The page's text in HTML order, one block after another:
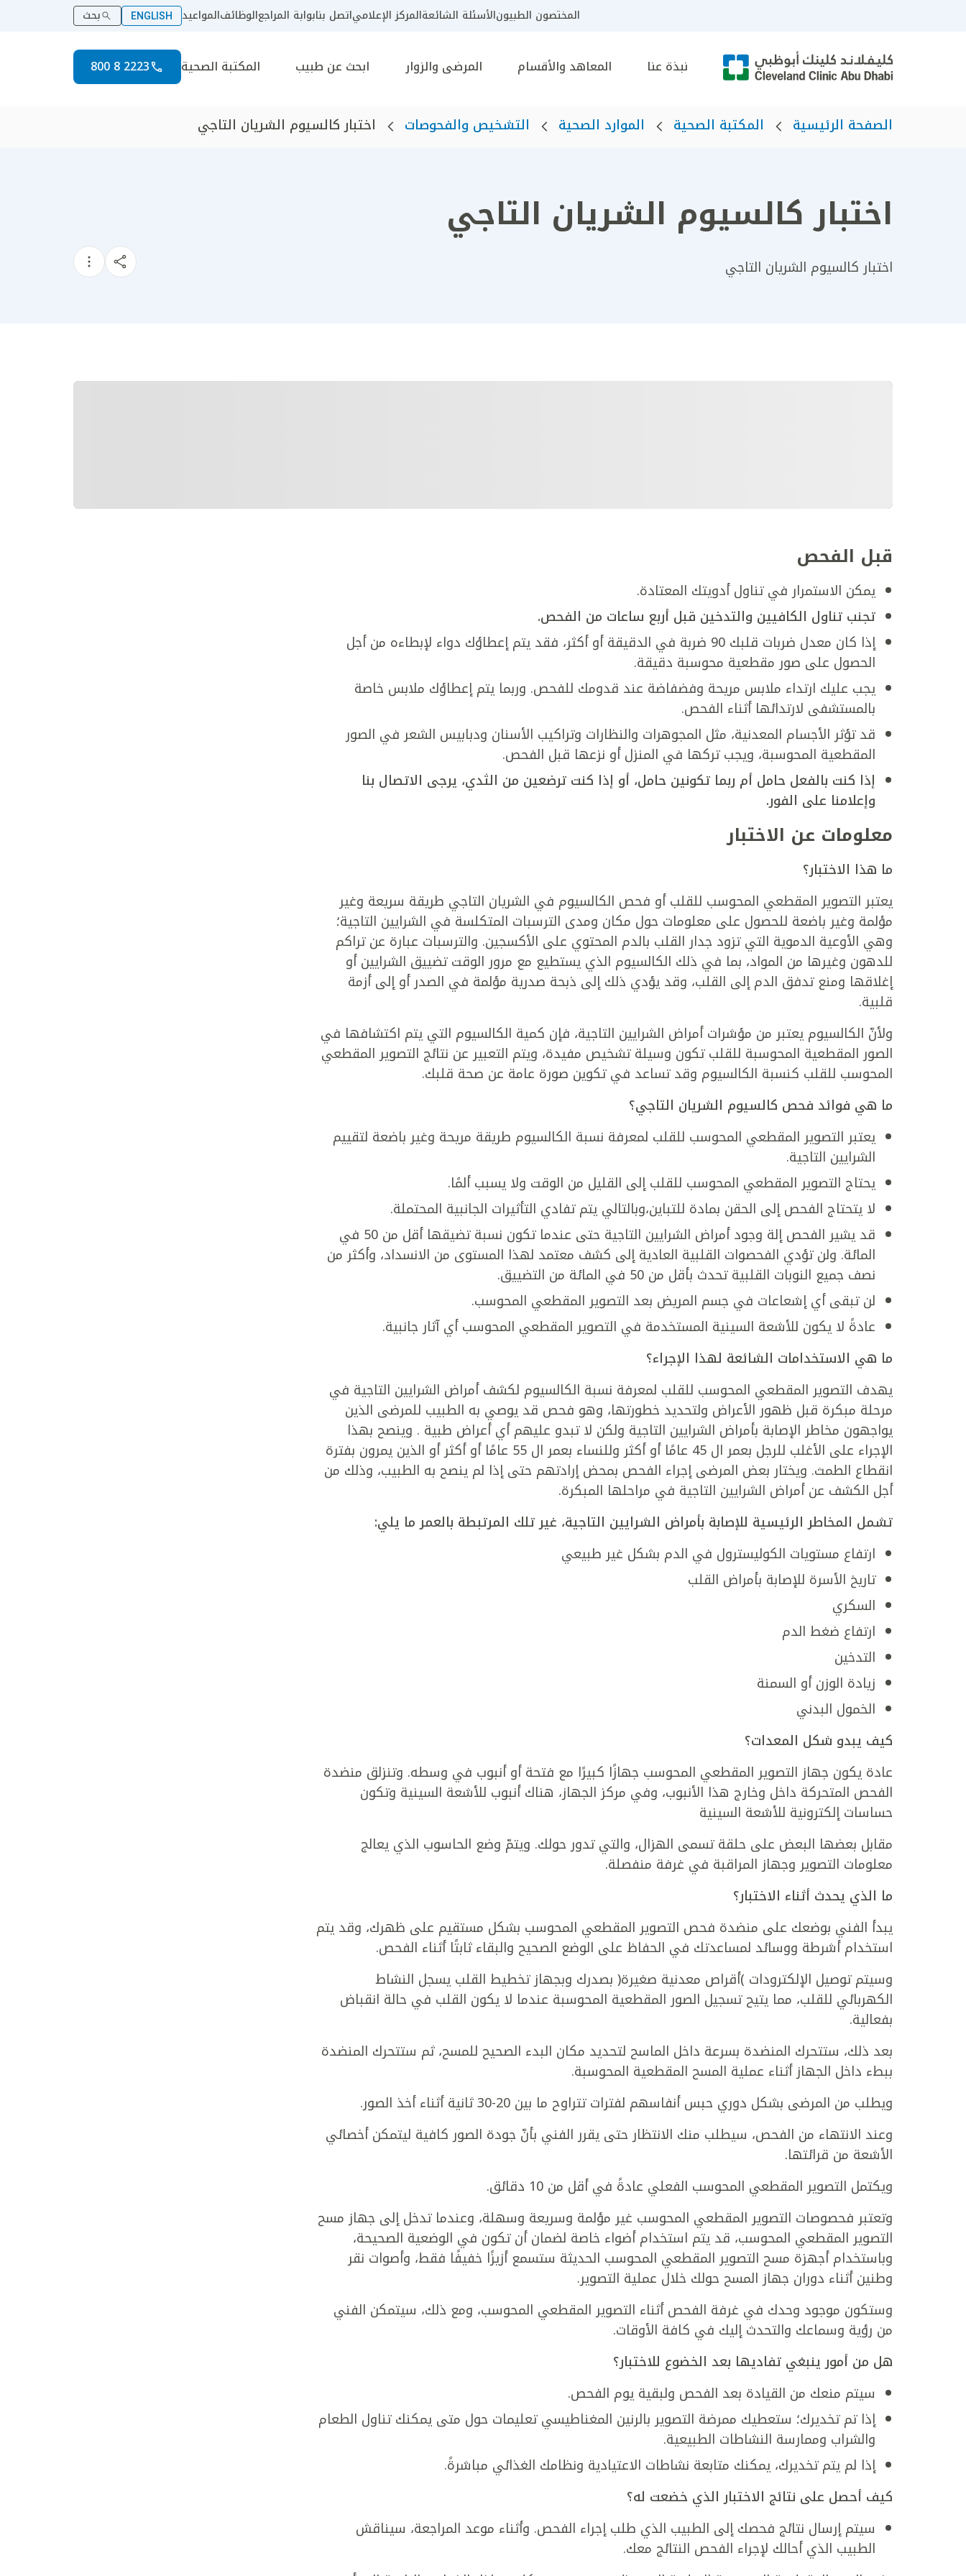
المختصون الطبيونالأسئلة الشائعةالمركز الإعلامياتصل بنابوابة المراجعالوظائفالمواعيد ENGLISH بحث
نبذة عنا المعاهد والأقسام المرضى والزوار ابحث عن طبيب المكتبة الصحية 2223 8 800
الصفحة الرئيسية المكتبة الصحية الموارد الصحية التشخيص والفحوصات اختبار كالسيوم الشريان التاجي
اختبار كالسيوم الشريان التاجي
اختبار كالسيوم الشريان التاجي
قبل الفحص
يمكن الاستمرار في تناول أدويتك المعتادة.
تجنب تناول الكافيين والتدخين قبل أربع ساعات من الفحص.
إذا كان معدل ضربات قلبك 90 ضربة في الدقيقة أو أكثر، فقد يتم إعطاؤك دواء لإبطاءه من أجل
الحصول على صور مقطعية محوسبة دقيقة.
يجب عليك ارتداء ملابس مريحة وفضفاضة عند قدومك للفحص. وربما يتم إعطاؤك ملابس خاصة
بالمستشفى لارتدائها أثناء الفحص.
قد تؤثر الأجسام المعدنية، مثل المجوهرات والنظارات وتراكيب الأسنان ودبابيس الشعر في الصور
المقطعية المحوسبة، ويجب تركها في المنزل أو نزعها قبل الفحص.
إذا كنت بالفعل حامل أم ربما تكونين حامل، أو إذا كنت ترضعين من الثدي، يرجى الاتصال بنا
وإعلامنا على الفور.
معلومات عن الاختبار
ما هذا الاختبار؟
يعتبر التصوير المقطعي المحوسب للقلب أو فحص الكالسيوم في الشريان التاجي طريقة سريعة وغير
مؤلمة وغير باضعة للحصول على معلومات حول مكان ومدى الترسبات المتكلسة في الشرايين التاجية؛
وهي الأوعية الدموية التي تزود جدار القلب بالدم المحتوي على الأكسجين. والترسبات عبارة عن تراكم
للدهون وغيرها من المواد، بما في ذلك الكالسيوم الذي يستطيع مع مرور الوقت تضييق الشرايين أو
إغلاقها ومنع تدفق الدم إلى القلب، وقد يؤدي ذلك إلى ذبحة صدرية مؤلمة في الصدر أو إلى أزمة
قلبية.
ولأنّ الكالسيوم يعتبر من مؤشرات أمراض الشرايين التاجية، فإن كمية الكالسيوم التي يتم اكتشافها في
الصور المقطعية المحوسبة للقلب تكون وسيلة تشخيص مفيدة، ويتم التعبير عن نتائج التصوير المقطعي
المحوسب للقلب كنسبة الكالسيوم وقد تساعد في تكوين صورة عامة عن صحة قلبك.
ما هي فوائد فحص كالسيوم الشريان التاجي؟
يعتبر التصوير المقطعي المحوسب للقلب لمعرفة نسبة الكالسيوم طريقة مريحة وغير باضعة لتقييم
الشرايين التاجية.
يحتاج التصوير المقطعي المحوسب للقلب إلى القليل من الوقت ولا يسبب ألمًا.
لا يتحتاج الفحص إلى الحقن بمادة للتباين،وبالتالي يتم تفادي التأثيرات الجانبية المحتملة.
قد يشير الفحص إلة وجود أمراض الشرايين التاجية حتى عندما تكون نسبة تضيقها أقل من 50 في
المائة. ولن تؤدي الفحصوات القلبية العادية إلى كشف معتمد لهذا المستوى من الانسداد، وأكثر من
نصف جميع النوبات القلبية تحدث بأقل من 50 في المائة من التضييق.
لن تبقى أي إشعاعات في جسم المريض بعد التصوير المقطعي المحوسب.
عادةً لا يكون للأشعة السينية المستخدمة في التصوير المقطعي المحوسب أي آثار جانبية.
ما هي الاستخدامات الشائعة لهذا الإجراء؟
يهدف التصوير المقطعي المحوسب للقلب لمعرفة نسبة الكالسيوم لكشف أمراض الشرايين التاجية في
مرحلة مبكرة قبل ظهور الأعراض ولتحديد خطورتها، وهو فحص قد يوصي به الطبيب للمرضى الذين
يواجهون مخاطر الإصابة بأمراض الشرايين التاجية ولكن لا تبدو عليهم أي أعراض طبية . وينصح بهذا
الإجراء على الأغلب للرجل بعمر ال 45 عامًا أو أكثر وللنساء بعمر ال 55 عامًا أو أكثر أو الذين يمرون بفترة
انقطاع الطمث. ويختار بعض المرضى إجراء الفحص بمحض إرادتهم حتى إذا لم ينصح به الطبيب، وذلك من
أجل الكشف عن أمراض الشرايين التاجية في مراحلها المبكرة.
تشمل المخاطر الرئيسية للإصابة بأمراض الشرايين التاجية، غير تلك المرتبطة بالعمر ما يلي:
ارتفاع مستويات الكوليسترول في الدم بشكل غير طبيعي
تاريخ الأسرة للإصابة بأمراض القلب
السكري
ارتفاع ضغط الدم
التدخين
زيادة الوزن أو السمنة
الخمول البدني
كيف يبدو شكل المعدات؟
عادة يكون جهاز التصوير المقطعي المحوسب جهازًا كبيرًا مع فتحة أو أنبوب في وسطه. وتنزلق منضدة
الفحص المتحركة داخل وخارج هذا الأنبوب، وفي مركز الجهاز، هناك أنبوب للأشعة السينية وتكون
حساسات إلكترونية للأشعة السينية
مقابل بعضها البعض على حلقة تسمى الهزال، والتي تدور حولك. ويتمّ وضع الحاسوب الذي يعالج
معلومات التصوير وجهاز المراقبة في غرفة منفصلة.
ما الذي يحدث أثناء الاختبار؟
يبدأ الفني بوضعك على منضدة فحص التصوير المقطعي المحوسب بشكل مستقيم على ظهرك، وقد يتم
استخدام أشرطة ووسائد لمساعدتك في الحفاظ على الوضع الصحيح والبقاء ثابتًا أثناء الفحص.
وسيتم توصيل الإلكترودات )أقراص معدنية صغيرة( بصدرك وبجهاز تخطيط القلب يسجل النشاط
الكهربائي للقلب، مما يتيح تسجيل الصور المقطعية المحوسبة عندما لا يكون القلب في حالة انقباض
بفعالية.
بعد ذلك، ستتحرك المنضدة بسرعة داخل الماسح لتحديد مكان البدء الصحيح للمسح، ثم ستتحرك المنضدة
ببطء داخل الجهاز أثناء عملية المسح المقطعية المحوسبة.
ويطلب من المرضى بشكل دوري حبس أنفاسهم لفترات تتراوح ما بين 20-30 ثانية أثناء أخذ الصور.
وعند الانتهاء من الفحص، سيطلب منك الانتظار حتى يقرر الفني بأنّ جودة الصور كافية ليتمكن أخصائي
الأشعة من قرائتها.
ويكتمل التصوير المقطعي المحوسب الفعلي عادةً في أقل من 10 دقائق.
وتعتبر فحصوصات التصوير المقطعي المحوسب غير مؤلمة وسريعة وسهلة، وعندما تدخل إلى جهاز مسح
التصوير المقطعي المحوسب، قد يتم استخدام أضواء خاصة لضمان أن تكون في الوضعية الصحيحة،
وباستخدام أجهزة مسح التصوير المقطعي المحوسب الحديثة ستسمع أزيزًا خفيفًا فقط، وأصوات نقر
وطنين أثناء دوران جهاز المسح حولك خلال عملية التصوير.
وستكون موجود وحدك في غرفة الفحص أثناء التصوير المقطعي المحوسب، ومع ذلك، سيتمكن الفني
من رؤية وسماعك والتحدث إليك في كافة الأوقات.
هل من أمور ينبغي تفاديها بعد الخضوع للاختبار؟
سيتم منعك من القيادة بعد الفحص ولبقية يوم الفحص.
إذا تم تخديرك؛ ستعطيك ممرضة التصوير بالرنين المغناطيسي تعليمات حول متى يمكنك تناول الطعام
والشراب وممارسة النشاطات الطبيعية.
إذا لم يتم تخديرك، يمكنك متابعة نشاطات الاعتيادية ونظامك الغذائي مباشرةً.
كيف أحصل على نتائج الاختبار الذي خضعت له؟
سيتم إرسال نتائج فحصك إلى الطبيب الذي طلب إجراء الفحص. وأثناء موعد المراجعة، سيناقش
الطبيب الذي أحالك لإجراء الفحص النتائج معك.